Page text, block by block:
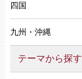
四国
九州・沖縄
テーマから探す